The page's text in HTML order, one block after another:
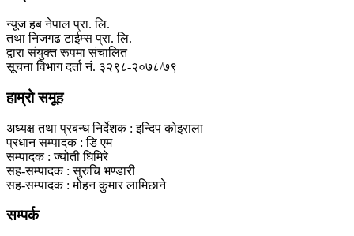
न्यूज हब नेपाल प्रा. लि.
तथा निजगढ टाईम्स प्रा. लि.
द्वारा संयुक्त रूपमा संचालित
सूचना विभाग दर्ता नं. ३२९८-२०७८/७९
हाम्रो समूह
अध्यक्ष तथा प्रबन्ध निर्देशक : इन्दिप कोइराला
प्रधान सम्पादक : डि एम
सम्पादक : ज्योती घिमिरे
सह-सम्पादक : सुरुचि भण्डारी
सह-सम्पादक : मोहन कुमार लामिछाने
सम्पर्क